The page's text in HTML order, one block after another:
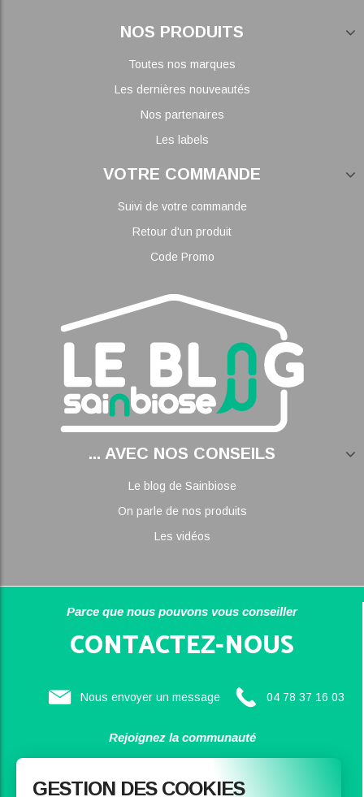
NOS PRODUITS
Toutes nos marques
Les dernières nouveautés
Nos partenaires
Les labels
VOTRE COMMANDE
Suivi de votre commande
Retour d'un produit
Code Promo
... AVEC NOS CONSEILS
Le blog de Sainbiose
On parle de nos produits
Les vidéos
Parce que nous pouvons vous conseiller
CONTACTEZ-NOUS
Nous envoyer un message 04 78 37 16 03
Rejoignez la communauté
SAINBIOSE
GESTION DES COOKIES